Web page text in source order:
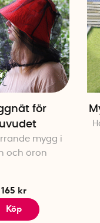
Blauer
långt, 7,5 mm brett.
30
strykas.
för
mygg i
och öron
165 kr
Köp